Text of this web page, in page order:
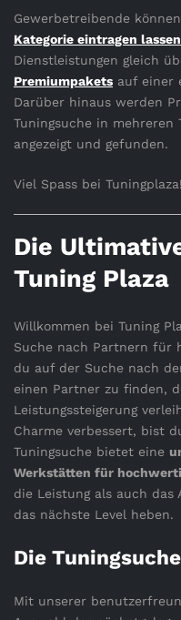
Gewerbetreibende
Kategorie eintragen lassen
Dienstleistungen gleich
Premiumpakets auf einer
Darüber hinaus werden
Tuningsuche in mehreren
angezeigt und gefunden.
Viel Spass bei Tuningplaza!
Die
Tuning Plaza
Willkommen bei Tuning
Suche nach Partnern für
du auf der Suche nach
einen Partner zu finden,
Leistungssteigerung
Charme verbessert, bist
Tuningsuche bietet eine
Werkstätten für
die Leistung als auch das
das nächste Level heben.
Die
Mit unserer